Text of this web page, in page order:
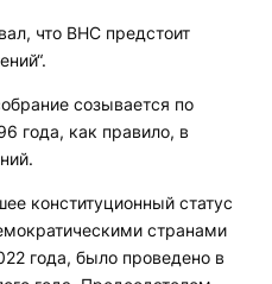
что ВНС предстоит
созывается по
года, как правило, в
конституционный статус
странами
года, было проведено в